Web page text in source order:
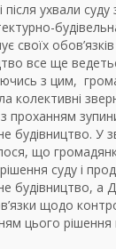
після ухвали суду
своїх обов’язків
все ще
з цим,
колективні
проханням
будівництво. У
що
суду і
будівництво, а
щодо
цього рішення